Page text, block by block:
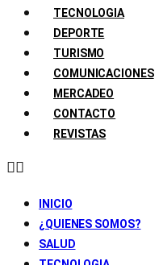
TECNOLOGIA
DEPORTE
TURISMO
COMUNICACIONES
MERCADEO
CONTACTO
REVISTAS
INICIO
¿QUIENES SOMOS?
SALUD